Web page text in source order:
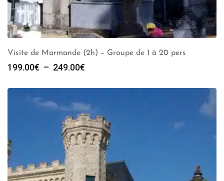
Visite de Marmande (2h) – Groupe de 1 à 20 pers
199.00€ – 249.00€
prix :
199.00€
à
249.00€